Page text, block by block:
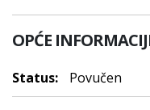
OPĆE
Status: Povučen